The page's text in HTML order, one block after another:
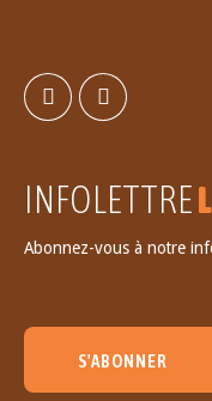
INFOLETTRE
Abonnez-vous à notre
S'ABONNER